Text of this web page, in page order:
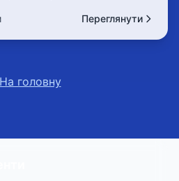
Онлайн моніторинг 24/7.
Переглянути
На головну